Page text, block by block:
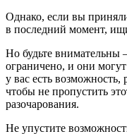
Однако, если вы
в последний момент,
Но будьте внимательны
ограничено, и они
у вас есть возможность,
чтобы не пропустить
разочарования.
Не упустите